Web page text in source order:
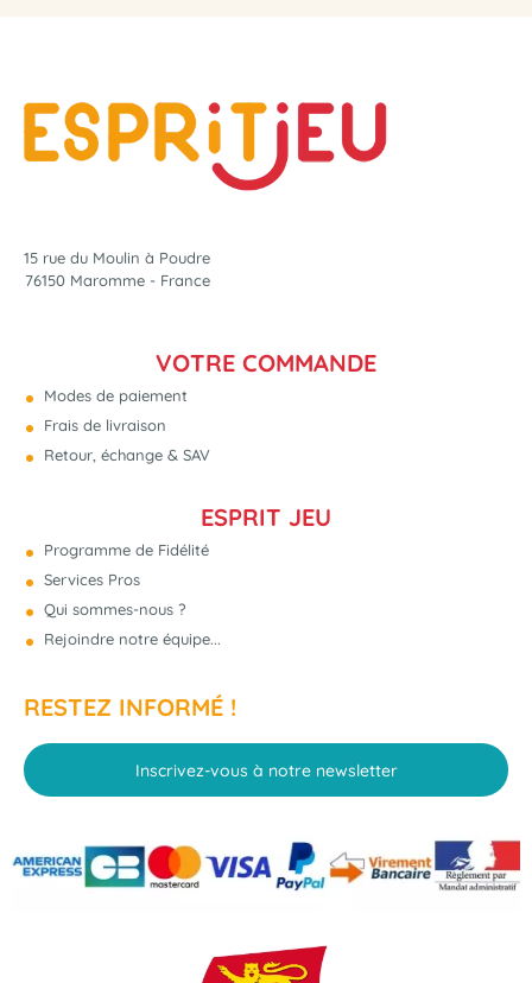
15 rue du Moulin à Poudre
76150 Maromme - France
VOTRE COMMANDE
Modes de paiement
Frais de livraison
Retour, échange & SAV
ESPRIT JEU
Programme de Fidélité
Services Pros
Qui sommes-nous ?
Rejoindre notre équipe...
RESTEZ INFORMÉ !
Inscrivez-vous à notre newsletter